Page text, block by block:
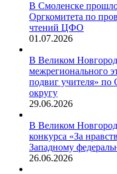
В Смоленске
Оргкомитета по
чтений ЦФО
01.07.2026
В Великом
межрегионального
подвиг учителя» по
округу
29.06.2026
В Великом
конкурса «За
Западному
26.06.2026